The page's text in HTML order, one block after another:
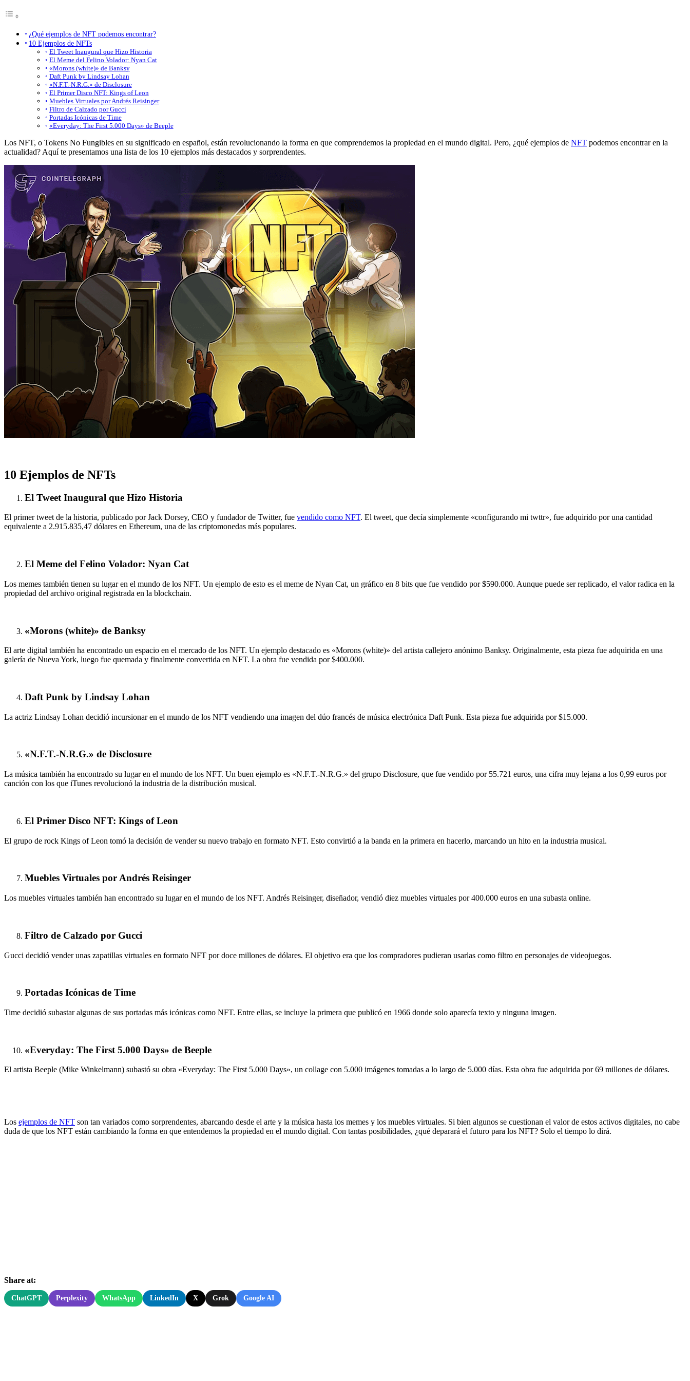
¿Qué ejemplos de NFT podemos encontrar?
10 Ejemplos de NFTs
El Tweet Inaugural que Hizo Historia
El Meme del Felino Volador: Nyan Cat
«Morons (white)» de Banksy
Daft Punk by Lindsay Lohan
«N.F.T.-N.R.G.» de Disclosure
El Primer Disco NFT: Kings of Leon
Muebles Virtuales por Andrés Reisinger
Filtro de Calzado por Gucci
Portadas Icónicas de Time
«Everyday: The First 5.000 Days» de Beeple
Los NFT, o Tokens No Fungibles en su significado en español, están revolucionando la forma en que comprendemos la propiedad en el mundo digital. Pero, ¿qué ejemplos de NFT podemos encontrar en la
actualidad? Aquí te presentamos una lista de los 10 ejemplos más destacados y sorprendentes.
10 Ejemplos de NFTs
El Tweet Inaugural que Hizo Historia
El primer tweet de la historia, publicado por Jack Dorsey, CEO y fundador de Twitter, fue vendido como NFT. El tweet, que decía simplemente «configurando mi twttr», fue adquirido por una cantidad
equivalente a 2.915.835,47 dólares en Ethereum, una de las criptomonedas más populares.
El Meme del Felino Volador: Nyan Cat
Los memes también tienen su lugar en el mundo de los NFT. Un ejemplo de esto es el meme de Nyan Cat, un gráfico en 8 bits que fue vendido por $590.000. Aunque puede ser replicado, el valor radica en la
propiedad del archivo original registrada en la blockchain.
«Morons (white)» de Banksy
El arte digital también ha encontrado un espacio en el mercado de los NFT. Un ejemplo destacado es «Morons (white)» del artista callejero anónimo Banksy. Originalmente, esta pieza fue adquirida en una
galería de Nueva York, luego fue quemada y finalmente convertida en NFT. La obra fue vendida por $400.000.
Daft Punk by Lindsay Lohan
La actriz Lindsay Lohan decidió incursionar en el mundo de los NFT vendiendo una imagen del dúo francés de música electrónica Daft Punk. Esta pieza fue adquirida por $15.000.
«N.F.T.-N.R.G.» de Disclosure
La música también ha encontrado su lugar en el mundo de los NFT. Un buen ejemplo es «N.F.T.-N.R.G.» del grupo Disclosure, que fue vendido por 55.721 euros, una cifra muy lejana a los 0,99 euros por
canción con los que iTunes revolucionó la industria de la distribución musical.
El Primer Disco NFT: Kings of Leon
El grupo de rock Kings of Leon tomó la decisión de vender su nuevo trabajo en formato NFT. Esto convirtió a la banda en la primera en hacerlo, marcando un hito en la industria musical.
Muebles Virtuales por Andrés Reisinger
Los muebles virtuales también han encontrado su lugar en el mundo de los NFT. Andrés Reisinger, diseñador, vendió diez muebles virtuales por 400.000 euros en una subasta online.
Filtro de Calzado por Gucci
Gucci decidió vender unas zapatillas virtuales en formato NFT por doce millones de dólares. El objetivo era que los compradores pudieran usarlas como filtro en personajes de videojuegos.
Portadas Icónicas de Time
Time decidió subastar algunas de sus portadas más icónicas como NFT. Entre ellas, se incluye la primera que publicó en 1966 donde solo aparecía texto y ninguna imagen.
«Everyday: The First 5.000 Days» de Beeple
El artista Beeple (Mike Winkelmann) subastó su obra «Everyday: The First 5.000 Days», un collage con 5.000 imágenes tomadas a lo largo de 5.000 días. Esta obra fue adquirida por 69 millones de dólares.
Los ejemplos de NFT son tan variados como sorprendentes, abarcando desde el arte y la música hasta los memes y los muebles virtuales. Si bien algunos se cuestionan el valor de estos activos digitales, no cabe
duda de que los NFT están cambiando la forma en que entendemos la propiedad en el mundo digital. Con tantas posibilidades, ¿qué deparará el futuro para los NFT? Solo el tiempo lo dirá.
Share at:
ChatGPT Perplexity WhatsApp LinkedIn X Grok Google AI